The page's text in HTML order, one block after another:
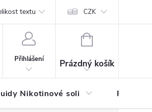
řád Vrácení zboží a reklamace
textu CZK
Přihlášení
NÁKUPNÍ
Prázdný košík
Nikotinové soli